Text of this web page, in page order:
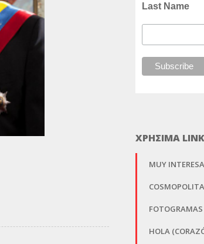
Last Name
ΧΡΗΣΙΜΑ
MUY
FOTOGRAMAS
HOLA